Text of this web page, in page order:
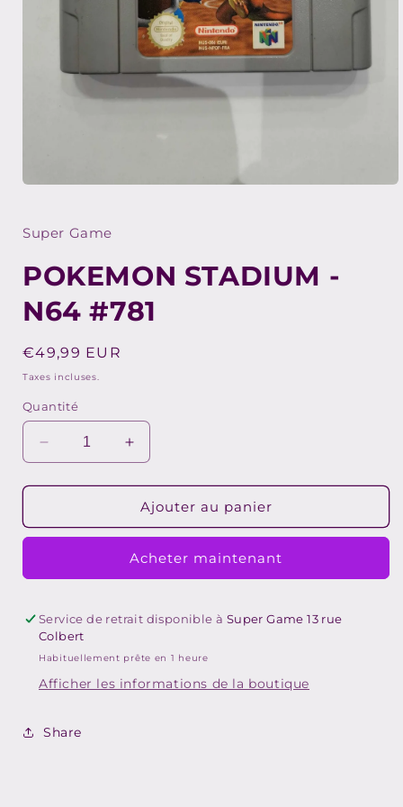
1
dans
fenêtre
modale
Super Game
POKEMON STADIUM -
N64 #781
Prix
habituel
€49,99 EUR
Taxes incluses.
Quantité
Réduire
la
quantité
POKEMON
N64
Augmenter
la
quantité
de
POKEMON
-
N64
Ajouter au panier
Acheter maintenant
Service de retrait disponible à Super Game 13 rue
Colbert
Habituellement prête en 1 heure
Afficher les informations de la boutique
Share